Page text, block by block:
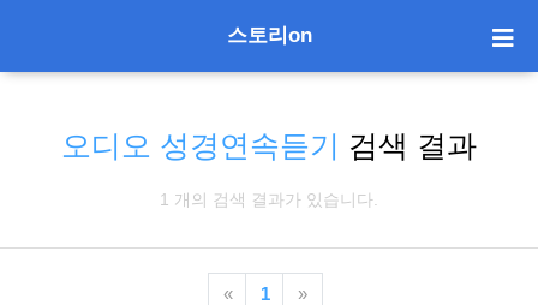
스토리on
오디오 성경연속듣기 검색 결과
1 개의 검색 결과가 있습니다.
« 1 »